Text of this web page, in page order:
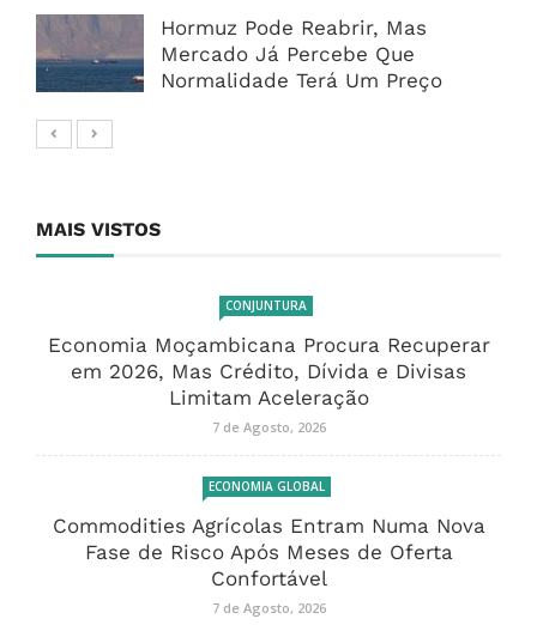
Hormuz Pode Reabrir, Mas
Mercado Já Percebe Que
Normalidade Terá Um Preço
MAIS VISTOS
CONJUNTURA
Economia Moçambicana Procura Recuperar
em 2026, Mas Crédito, Dívida e Divisas
Limitam Aceleração
7 de Agosto, 2026
ECONOMIA GLOBAL
Commodities Agrícolas Entram Numa Nova
Fase de Risco Após Meses de Oferta
Confortável
7 de Agosto, 2026